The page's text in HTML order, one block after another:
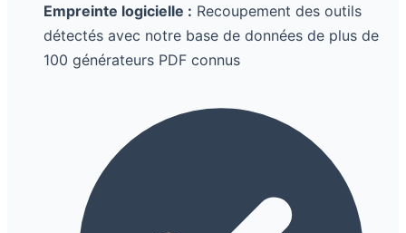
Empreinte logicielle : Recoupement des outils
détectés avec notre base de données de plus de
100 générateurs PDF connus